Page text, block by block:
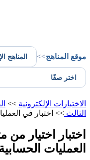
موقع المناهج>>
الاختبارات الإلكترونية >>
الثالث >> اختبار في
اختبار اختيار
العمليات